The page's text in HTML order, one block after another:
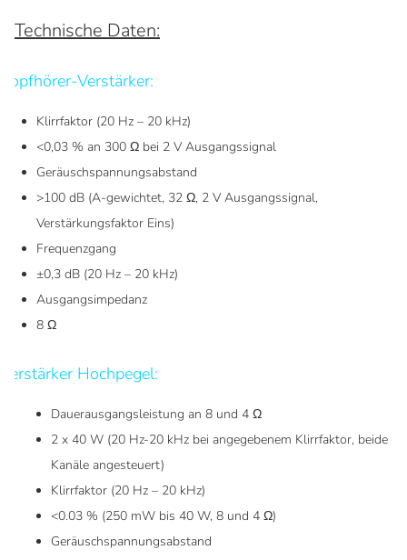
Technische Daten:
Kopfhörer-Verstärker:
Klirrfaktor (20 Hz – 20 kHz)
<0,03 % an 300 Ω bei 2 V Ausgangssignal
Geräuschspannungsabstand
>100 dB (A-gewichtet, 32 Ω, 2 V Ausgangssignal,
Verstärkungsfaktor Eins)
Frequenzgang
±0,3 dB (20 Hz – 20 kHz)
Ausgangsimpedanz
8 Ω
Verstärker Hochpegel:
Dauerausgangsleistung an 8 und 4 Ω
2 x 40 W (20 Hz-20 kHz bei angegebenem Klirrfaktor, beide
Kanäle angesteuert)
Klirrfaktor (20 Hz – 20 kHz)
<0.03 % (250 mW bis 40 W, 8 und 4 Ω)
Geräuschspannungsabstand